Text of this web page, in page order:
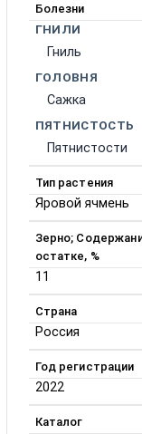
Болезни
ГНИЛИ
Гниль
ГОЛОВНЯ
Сажка
ПЯТНИСТОСТЬ
Пятнистости
Тип растения
Яровой ячмень
Зерно;
остатке, %
11
Страна
Россия
Год регистрации
2022
Каталог